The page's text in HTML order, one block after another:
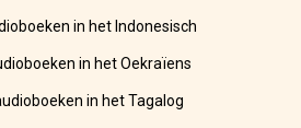
in het Indonesisch
in het Oekraïens
in het Tagalog